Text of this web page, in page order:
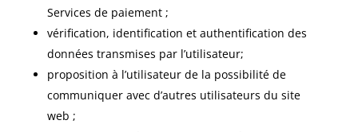
Services de paiement ;
vérification, identification et authentification des
données transmises par l’utilisateur;
proposition à l’utilisateur de la possibilité de
communiquer avec d’autres utilisateurs du site
web ;